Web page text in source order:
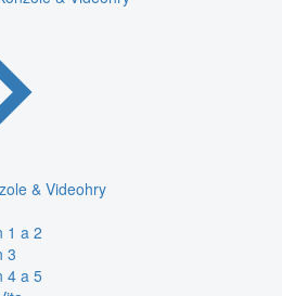
& Videohry
1 a 2
3
4 a 5